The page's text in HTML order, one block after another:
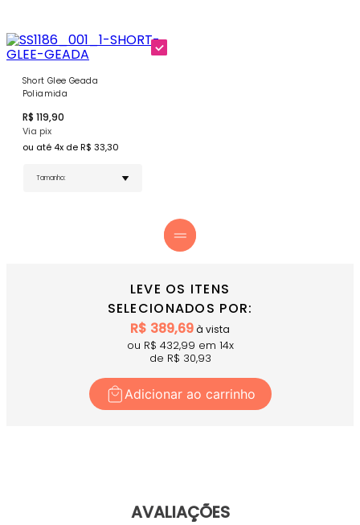
Forro Interno Completo - Garante cobertura total e
segurança, mesmo durante os movimentos mais
intensos, para que você treine com total confiança.
COMPRE AGORA
com a combinação perfeita entre design, conforto e
sofisticação.
Short Glee Geada
Poliamida
R$ 119,90
Via pix
ou até 4x de R$ 33,30
LEVE OS ITENS
SELECIONADOS POR:
R$ 389,69à vista
ou R$ 432,99 em 14x
de R$ 30,93
Adicionar ao carrinho
AVALIAÇÕES